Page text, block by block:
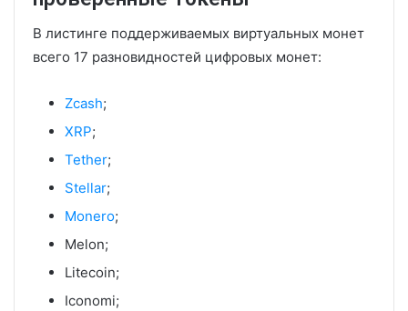
В листинге поддерживаемых виртуальных монет
всего 17 разновидностей цифровых монет:
Zcash;
XRP;
Tether;
Stellar;
Monero;
Melon;
Litecoin;
Iconomi;